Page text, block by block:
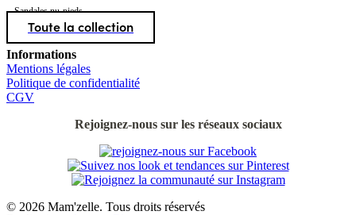
Sandales nu-pieds
Toute la collection
Informations
Mentions légales
Politique de confidentialité
CGV
Rejoignez-nous sur les réseaux sociaux
© 2026 Mam'zelle. Tous droits réservés